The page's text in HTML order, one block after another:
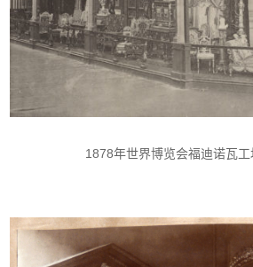
1878年世界博览会福迪诺瓦